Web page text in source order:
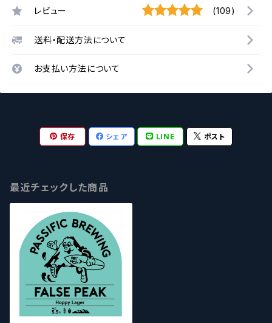
レビュー (109)
送料・配送方法について
お支払い方法について
保存 シェア LINE ポスト
最近チェックした商品